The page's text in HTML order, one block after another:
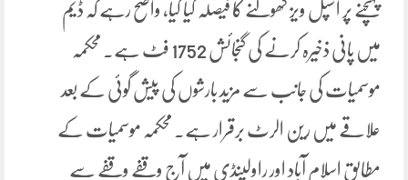
پہنچنے پر اسپل ویز کھولنے کا فیصلہ کیا گیا، واضح رہے کہ ڈیم
میں پانی ذخیرہ کرنے کی گنجائش 1752 فٹ ہے۔ محکمہ
موسمیات کی جانب سے مزید بارشوں کی پیش گوئی کے بعد
علاقے میں رین الرٹ برقرار ہے۔ محکمہ موسمیات کے
مطابق اسلام آباد اور راولپنڈی میں آج وقفے وقفے سے